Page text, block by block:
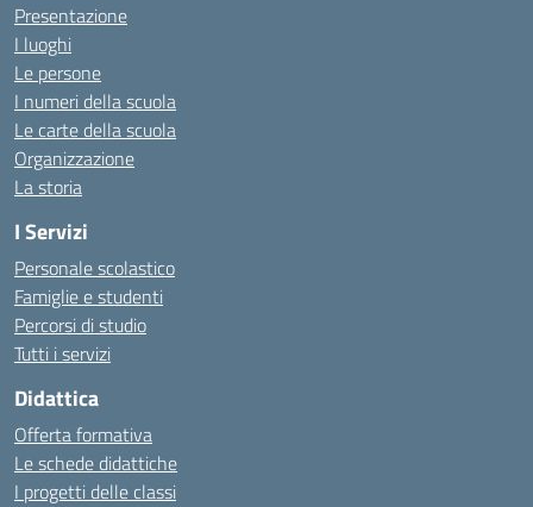
Presentazione
I luoghi
Le persone
I numeri della scuola
Le carte della scuola
Organizzazione
La storia
I Servizi
Personale scolastico
Famiglie e studenti
Percorsi di studio
Tutti i servizi
Didattica
Offerta formativa
Le schede didattiche
I progetti delle classi